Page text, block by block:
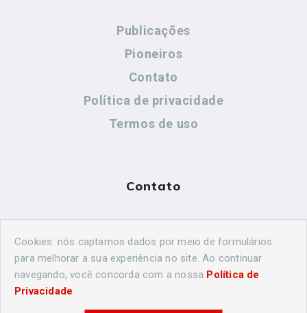
Publicações
Pioneiros
Contato
Política de privacidade
Termos de uso
Contato
cidadeshistoricasoficial@gmail.com
Cookies: nós captamos dados por meio de formulários
para melhorar a sua experiência no site. Ao continuar
navegando, você concorda com a nossa Política de
Privacidade.